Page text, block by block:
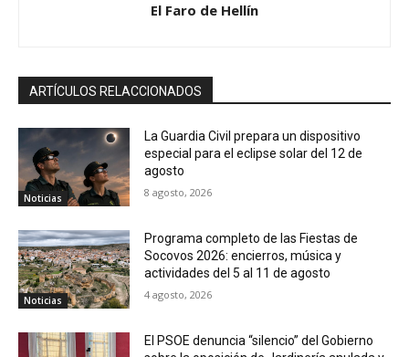
El Faro de Hellín
ARTÍCULOS RELACCIONADOS
Noticias
La Guardia Civil prepara un dispositivo
especial para el eclipse solar del 12 de
agosto
8 agosto, 2026
Noticias
Programa completo de las Fiestas de
Socovos 2026: encierros, música y
actividades del 5 al 11 de agosto
4 agosto, 2026
El PSOE denuncia “silencio” del Gobierno